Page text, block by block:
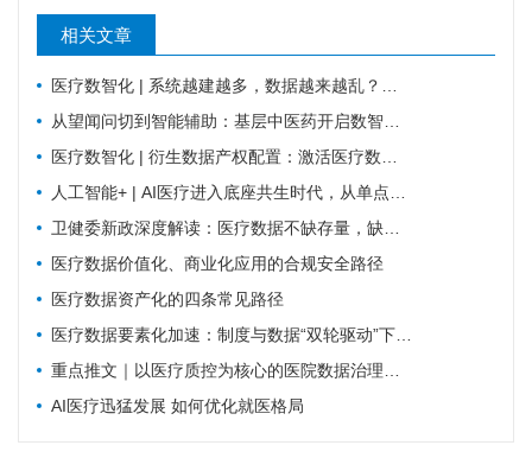
相关文章
医疗数智化 | 系统越建越多，数据越来越乱？医疗数智化需要换个思路
从望闻问切到智能辅助：基层中医药开启数智化新路径
医疗数智化 | 衍生数据产权配置：激活医疗数据价值的关键规则
人工智能+ | AI医疗进入底座共生时代，从单点智能走向全域协同
卫健委新政深度解读：医疗数据不缺存量，缺可复用的高质量数据集
医疗数据价值化、商业化应用的合规安全路径
医疗数据资产化的四条常见路径
医疗数据要素化加速：制度与数据“双轮驱动”下的机遇与挑战
重点推文｜以医疗质控为核心的医院数据治理体系建设探索
AI医疗迅猛发展 如何优化就医格局